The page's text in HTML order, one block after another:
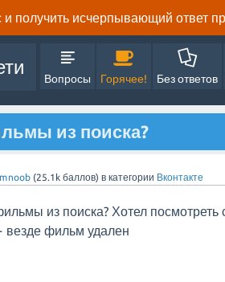
получить исчерпывающий ответ
Вопросы Горячее! Без ответов
из поиска?
(25.1k баллов) в категории Вконтакте
из поиска? Хотел посмотреть
фильм удален